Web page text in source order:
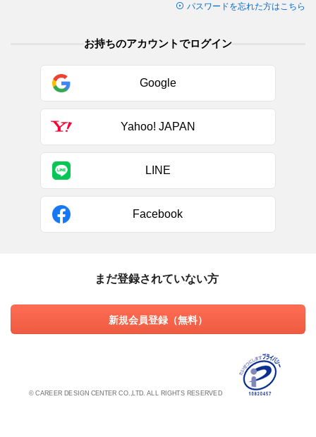
パスワードを忘れた方はこちら
お持ちのアカウントでログイン
Google
Yahoo! JAPAN
LINE
Facebook
まだ登録されていない方
新規会員登録（無料）
© CAREER DESIGN CENTER CO.,LTD. ALL RIGHTS RESERVED